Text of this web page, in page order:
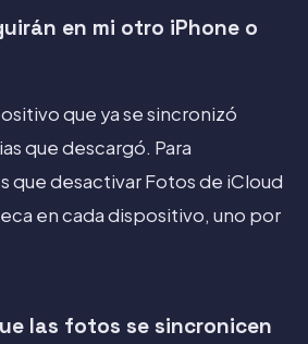
en mi otro iPhone o
que ya se sincronizó
que descargó. Para
que desactivar Fotos de iCloud
en cada dispositivo, uno por
las fotos se sincronicen